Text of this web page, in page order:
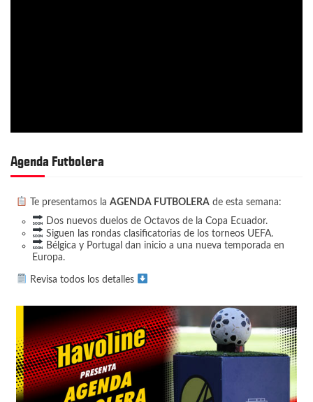
Agenda Futbolera
Te presentamos la AGENDA FUTBOLERAde esta semana:
Dos nuevos duelos de Octavos de la Copa Ecuador.
Siguen las rondas clasificatorias de los torneos UEFA.
Bélgica y Portugal dan inicio a una nueva temporada en
Europa.
Revisa todos los detalles